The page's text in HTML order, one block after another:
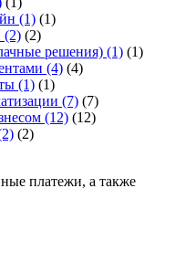
(1) (1)
(2) (2)
решения) (1) (1)
(4) (4)
(1) (1)
(7) (7)
(12) (12)
(2)
платежи, а также